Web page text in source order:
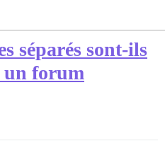
séparés sont-ils
un forum